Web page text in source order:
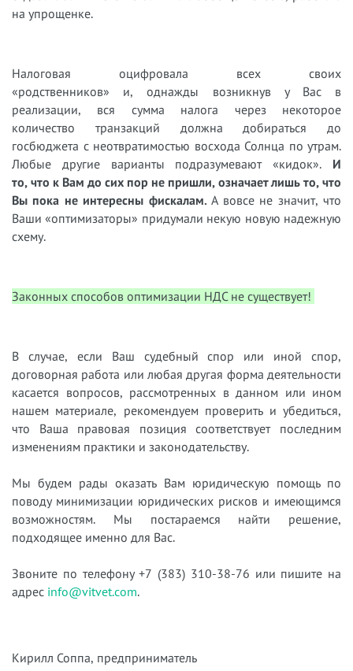
на упрощенке.
Налоговая оцифровала всех своих
«родственников» и,
однажды возникнув у Вас в
реализации, вся сумма налога через некоторое
количество транзакций должна добираться до
госбюджета с неотвратимостью восхода Солнца по утрам.
Любые другие варианты подразумевают «кидок». И
то, что к Вам до сих пор не пришли, означает лишь то, что
Вы пока не интересны фискалам. А вовсе не значит, что
Ваши «оптимизаторы» придумали некую новую надежную
схему.
Законных способов оптимизации НДС не существует!
В случае, если Ваш судебный спор или иной спор,
договорная работа или любая другая форма деятельности
касается вопросов, рассмотренных в данном или ином
нашем материале, рекомендуем проверить и убедиться,
что Ваша правовая позиция соответствует последним
изменениям практики и законодательству.
Мы будем рады оказать Вам юридическую помощь по
поводу минимизации юридических рисков и имеющимся
возможностям. Мы постараемся найти решение,
подходящее именно для Вас.
Звоните по телефону+7 (383) 310-38-76 или пишите на
адрес info@vitvet.com.
Кирилл Соппа, предприниматель